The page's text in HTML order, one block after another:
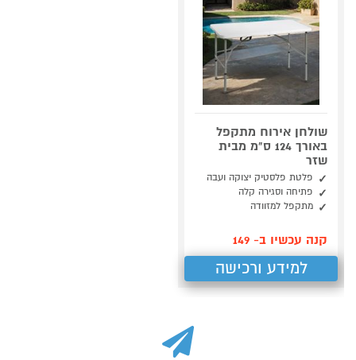
שולחן אירוח מתקפל
באורך 124 ס"מ מבית
שזר
פלטת פלסטיק יצוקה ועבה
פתיחה וסגירה קלה
מתקפל למזוודה
קנה עכשיו ב- 149
למידע ורכישה